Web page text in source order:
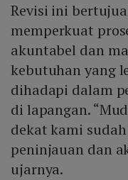
Revisi ini
memperkuat
akuntabel dan
kebutuhan yang
dihadapi dalam
di lapangan.
dekat kami
peninjauan dan
ujarnya.